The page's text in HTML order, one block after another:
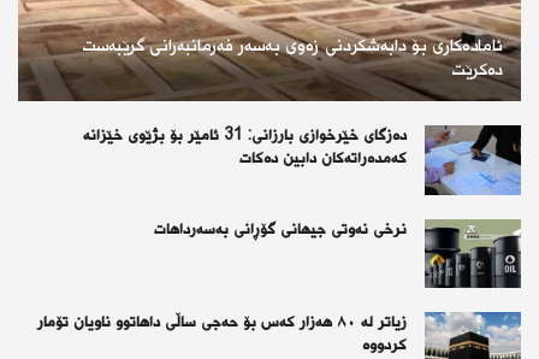
ئامادەکاری بۆ دابەشکردنی زەوی بەسەر فەرمانبەرانی گرێبەست
دەکرێت
دەزگای خێرخوازی بارزانی: 31 ئامێر بۆ بژێوی خێزانە
کەمدەراتەکان دابین دەکات
نرخی نەوتی جیهانی گۆڕانی بەسەرداهات
زیاتر لە ٨٠ هەزار کەس بۆ حەجی ساڵی داهاتوو ناویان تۆمار
کردووە